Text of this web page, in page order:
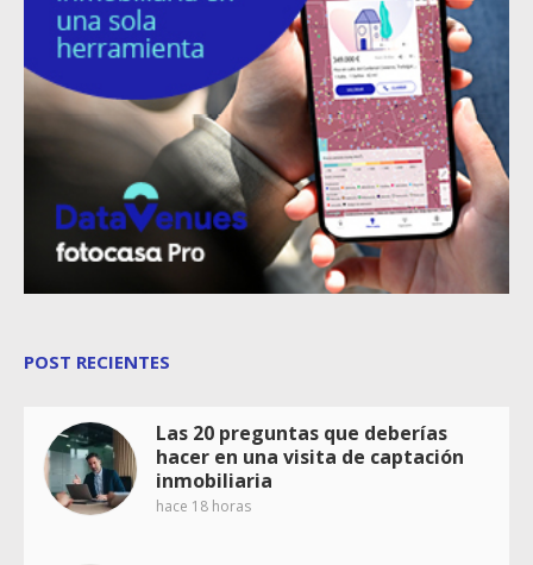
POST RECIENTES
Las 20 preguntas que deberías
hacer en una visita de captación
inmobiliaria
hace 18 horas